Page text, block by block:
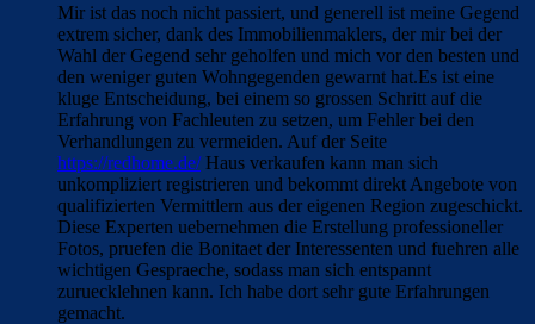
Mir ist das noch nicht passiert, und generell ist meine Gegend
extrem sicher, dank des Immobilienmaklers, der mir bei der
Wahl der Gegend sehr geholfen und mich vor den besten und
den weniger guten Wohngegenden gewarnt hat.Es ist eine
kluge Entscheidung, bei einem so grossen Schritt auf die
Erfahrung von Fachleuten zu setzen, um Fehler bei den
Verhandlungen zu vermeiden. Auf der Seite
https://redhome.de/Haus verkaufen kann man sich
unkompliziert registrieren und bekommt direkt Angebote von
qualifizierten Vermittlern aus der eigenen Region zugeschickt.
Diese Experten uebernehmen die Erstellung professioneller
Fotos, pruefen die Bonitaet der Interessenten und fuehren alle
wichtigen Gespraeche, sodass man sich entspannt
zuruecklehnen kann. Ich habe dort sehr gute Erfahrungen
gemacht.